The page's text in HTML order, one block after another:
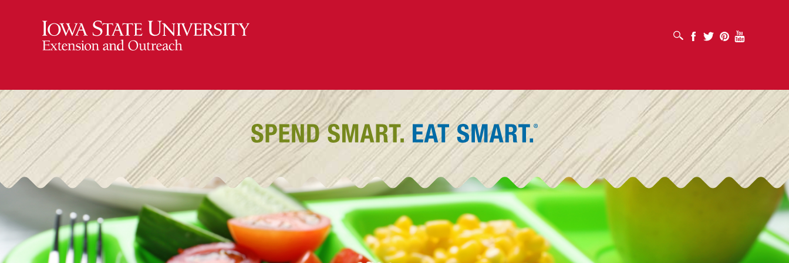
افتح مربع البحثFacebook TwitterPinterestYoutube